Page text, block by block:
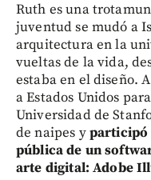
Ruth es una
juventud se mudó a
arquitectura en la
vueltas de la vida,
estaba en el diseño.
a Estados Unidos
Universidad de
de naipes yparticipó
pública de un
arte digital: Adobe